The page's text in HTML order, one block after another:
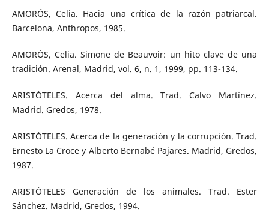
AMORÓS, Celia. Hacia una crítica de la razón patriarcal.
Barcelona, Anthropos, 1985.
AMORÓS, Celia. Simone de Beauvoir: un hito clave de una
tradición. Arenal, Madrid, vol. 6, n. 1, 1999, pp. 113-134.
ARISTÓTELES. Acerca del alma. Trad. Calvo Martínez.
Madrid. Gredos, 1978.
ARISTÓTELES. Acerca de la generación y la corrupción. Trad.
Ernesto La Croce y Alberto Bernabé Pajares. Madrid, Gredos,
1987.
ARISTÓTELES Generación de los animales. Trad. Ester
Sánchez. Madrid, Gredos, 1994.